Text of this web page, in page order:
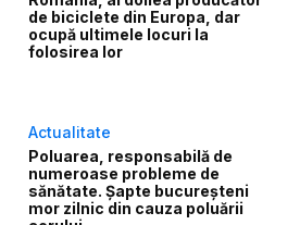
de biciclete din Europa, dar
ocupă ultimele locuri la
folosirea lor
Actualitate
Poluarea, responsabilă de
numeroase probleme de
sănătate. Șapte bucureșteni
mor zilnic din cauza poluării